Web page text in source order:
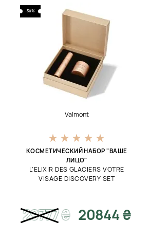
-30%
Valmont
КОСМЕТИЧЕСКИЙ НАБОР "ВАШЕ
ЛИЦО"
L'ELIXIR DES GLACIERS VOTRE
VISAGE DISCOVERY SET
29777₴ 20844 ₴